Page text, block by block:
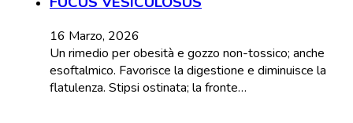
16 Marzo, 2026
Un rimedio per obesità e gozzo non-tossico; anche
esoftalmico. Favorisce la digestione e diminuisce la
flatulenza. Stipsi ostinata; la fronte…